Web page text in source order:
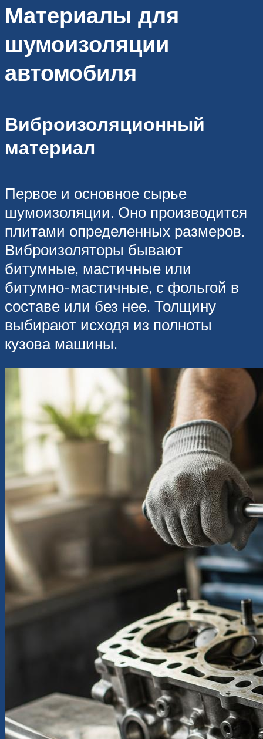
Материалы для
шумоизоляции
автомобиля
Виброизоляционный
материал
Первое и основное сырье
шумоизоляции. Оно производится
плитами определенных размеров.
Виброизоляторы бывают
битумные, мастичные или
битумно-мастичные, с фольгой в
составе или без нее. Толщину
выбирают исходя из полноты
кузова машины.